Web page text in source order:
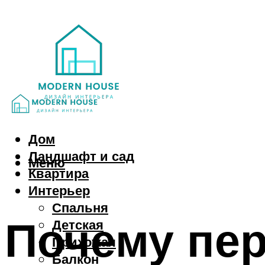
Дом
Ландшафт и сад
Квартира
Интерьер
Спальня
Детская
Прихожая
Балкон
Меню
Почему